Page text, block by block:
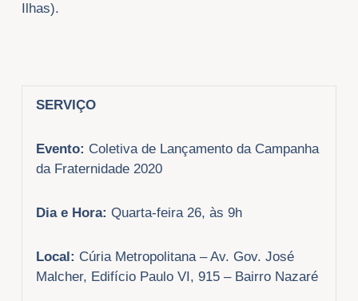
Ilhas).
SERVIÇO
Evento: Coletiva de Lançamento da Campanha
da Fraternidade 2020
Dia e Hora: Quarta-feira 26, às 9h
Local: Cúria Metropolitana – Av. Gov. José
Malcher, Edifício Paulo VI, 915 – Bairro Nazaré